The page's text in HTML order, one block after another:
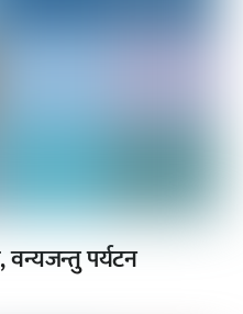
वन्यजन्तु पर्यटन